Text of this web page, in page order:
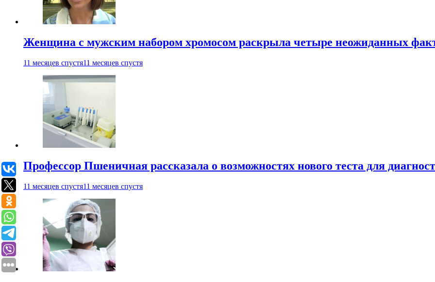
Женщина с мужским набором хромосом раскрыла четыре неожиданных
11 месяцев спустя11 месяцев спустя
Профессор Пшеничная рассказала о возможностях нового теста для
11 месяцев спустя11 месяцев спустя